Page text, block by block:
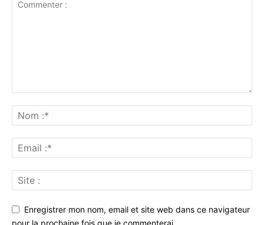
Enregistrer mon nom, email et site web dans ce navigateur
pour la prochaine fois que je commenterai.